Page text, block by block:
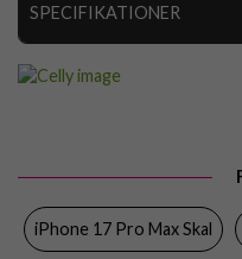
SPECIFIKATIONER
Färg
iPhone 17 Pro Max Skal